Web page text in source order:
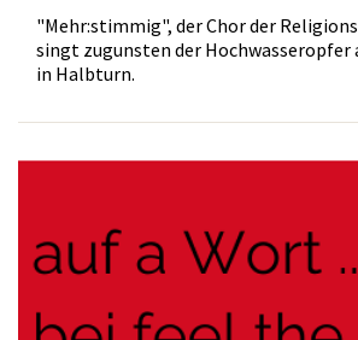
"Mehr:stimmig", der Chor der
singt zugunsten der Hochwasseropfer
in Halbturn.